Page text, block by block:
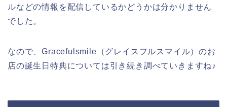
ルなどの情報を配信しているかどうかは分かりません
でした。
なので、Gracefulsmile（グレイスフルスマイル）のお
店の誕生日特典については引き続き調べていきますね♪